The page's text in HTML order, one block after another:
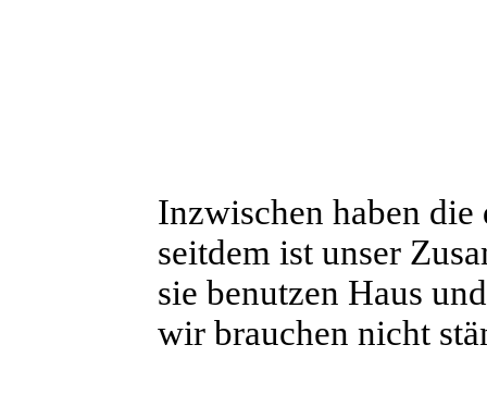
Inzwischen haben
seitdem ist unser
sie benutzen Haus
wir brauchen nicht